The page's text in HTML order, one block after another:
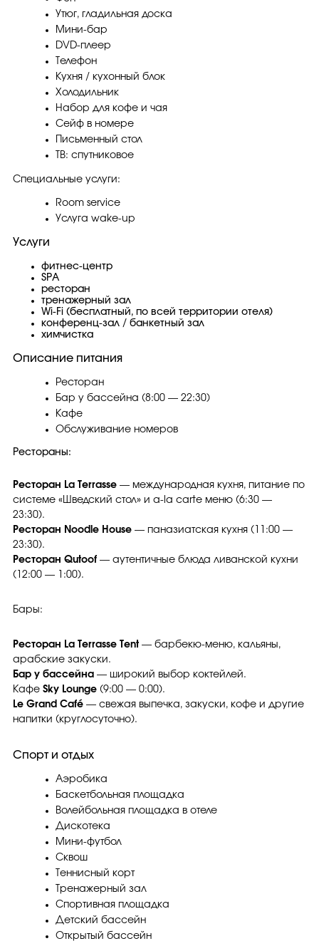
Утюг, гладильная доска
Мини-бар
DVD-плеер
Телефон
Кухня / кухонный блок
Холодильник
Набор для кофе и чая
Сейф в номере
Письменный стол
ТВ: спутниковое
Специальные услуги:
Room service
Услуга wake-up
Услуги
фитнес-центр
SPA
ресторан
тренажерный зал
Wi-Fi (бесплатный, по всей территории отеля)
конференц-зал / банкетный зал
химчистка
Описание питания
Ресторан
Бар у бассейна (8:00 — 22:30)
Кафе
Обслуживание номеров
Рестораны:
Ресторан La Terrasse — международная кухня, питание по
системе «Шведский стол» и a-la carte меню (6:30 —
23:30).
Ресторан Noodle House — паназиатская кухня (11:00 —
23:30).
Ресторан Qutoof — аутентичные блюда ливанской кухни
(12:00 — 1:00).
Бары:
Ресторан La Terrasse Tent — барбекю-меню, кальяны,
арабские закуски.
Бар у бассейна — широкий выбор коктейлей.
Кафе Sky Lounge (9:00 — 0:00).
Le Grand Café — свежая выпечка, закуски, кофе и другие
напитки (круглосуточно).
Спорт и отдых
Аэробика
Баскетбольная площадка
Волейбольная площадка в отеле
Дискотека
Мини-футбол
Сквош
Теннисный корт
Тренажерный зал
Спортивная площадка
Детский бассейн
Открытый бассейн